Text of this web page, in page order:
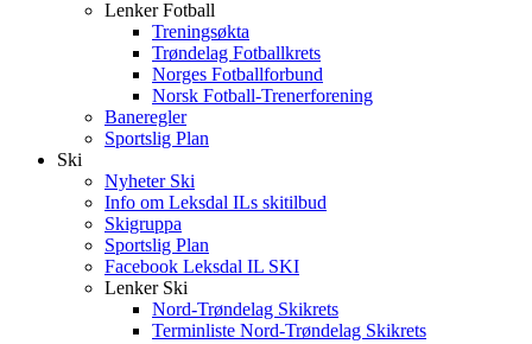
Lenker Fotball
Treningsøkta
Trøndelag Fotballkrets
Norges Fotballforbund
Norsk Fotball-Trenerforening
Baneregler
Sportslig Plan
Ski
Nyheter Ski
Info om Leksdal ILs skitilbud
Skigruppa
Sportslig Plan
Facebook Leksdal IL SKI
Lenker Ski
Nord-Trøndelag Skikrets
Terminliste Nord-Trøndelag Skikrets